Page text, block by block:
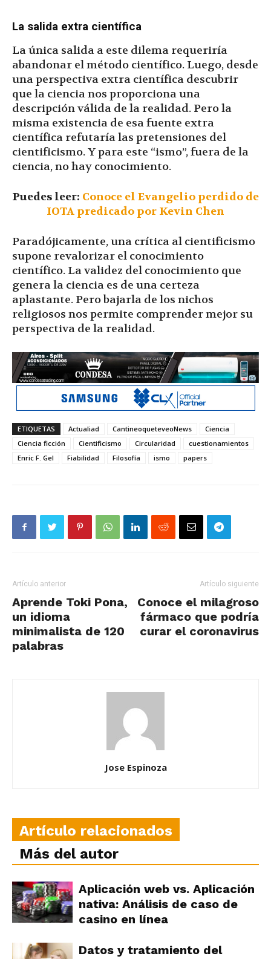
La salida extra científica
La única salida a este dilema requeriría
abandonar el método científico. Luego, desde
una perspectiva extra científica descubrir
que la ciencia nos proporciona una
descripción válida de la realidad. Pero la
misma existencia de esa fuente extra
científica refutaría las pretensiones del
cientificismo. Y para este “ismo”, fuera de la
ciencia, no hay conocimiento.
Puedes leer: Conoce el Evangelio perdido de
IOTA predicado por Kevin Chen
Paradójicamente, una crítica al cientificismo
supone revalorizar el conocimiento
científico. La validez del conocimiento que
genera la ciencia es de una certeza
aplastante. Pero bajarla de los nichos
religiosos nos permite comprender mejor su
perspectiva de la realidad.
ETIQUETAS Actualiad CantineoqueteveoNews
Ciencia
Ciencia ficción
Cientificismo Circularidad
cuestionamientos
Enric F. Gel
Fiabilidad Filosofía ismo papers
Artículo anterior
Aprende Toki Pona,
un idioma
minimalista de 120
palabras
Artículo siguiente
Conoce el milagroso
fármaco que podría
curar el coronavirus
Jose Espinoza
Artículo relacionados
Más del autor
Aplicación web vs. Aplicación
nativa: Análisis de caso de
casino en línea
Datos y tratamiento del